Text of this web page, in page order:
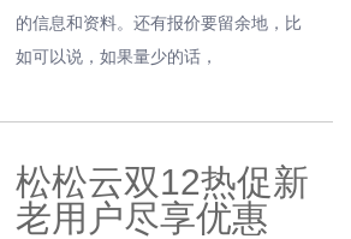
的信息和资料。还有报价要留余地，比
如可以说，如果量少的话，
松松云双12热促新
老用户尽享优惠